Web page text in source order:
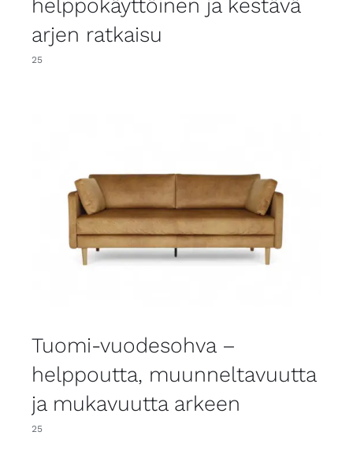
helppokäyttöinen ja kestävä
arjen ratkaisu
25
Tuomi-vuodesohva –
helppoutta, muunneltavuutta
ja mukavuutta arkeen
25